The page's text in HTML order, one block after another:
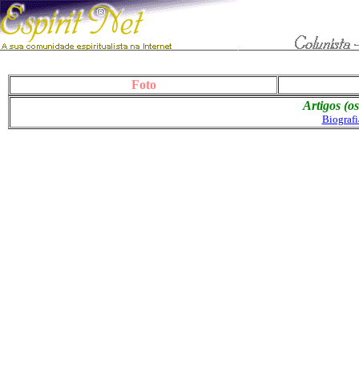
Foto
Artigos